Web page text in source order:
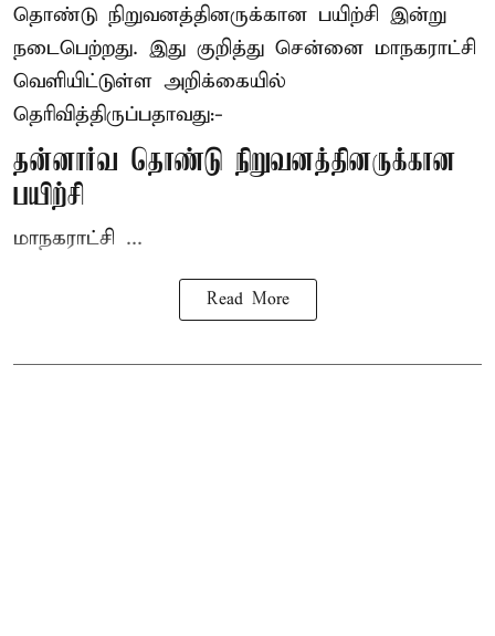
தொண்டு நிறுவனத்தினருக்கான பயிற்சி இன்று
நடைபெற்றது. இது குறித்து சென்னை மாநகராட்சி
வெளியிட்டுள்ள அறிக்கையில்
தெரிவித்திருப்பதாவது:-
தன்னார்வ தொண்டு நிறுவனத்தினருக்கான
பயிற்சி
மாநகராட்சி ...
Read More